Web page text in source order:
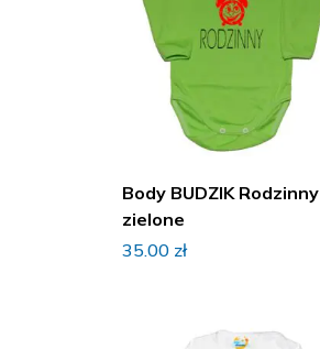
Body BUDZIK Rodzinny
zielone
35.00 zł